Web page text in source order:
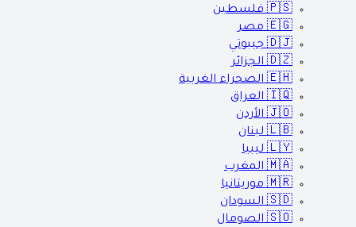
🇵🇸 فلسطين
🇪🇬 مصر
🇩🇯 جيبوتي
🇩🇿 الجزائر
🇪🇭 الصحراء الغربية
🇮🇶 العراق
🇯🇴 الأردن
🇱🇧 لبنان
🇱🇾 ليبيا
🇲🇦 المغرب
🇲🇷 موريتانيا
🇸🇩 السودان
🇸🇴 الصومال